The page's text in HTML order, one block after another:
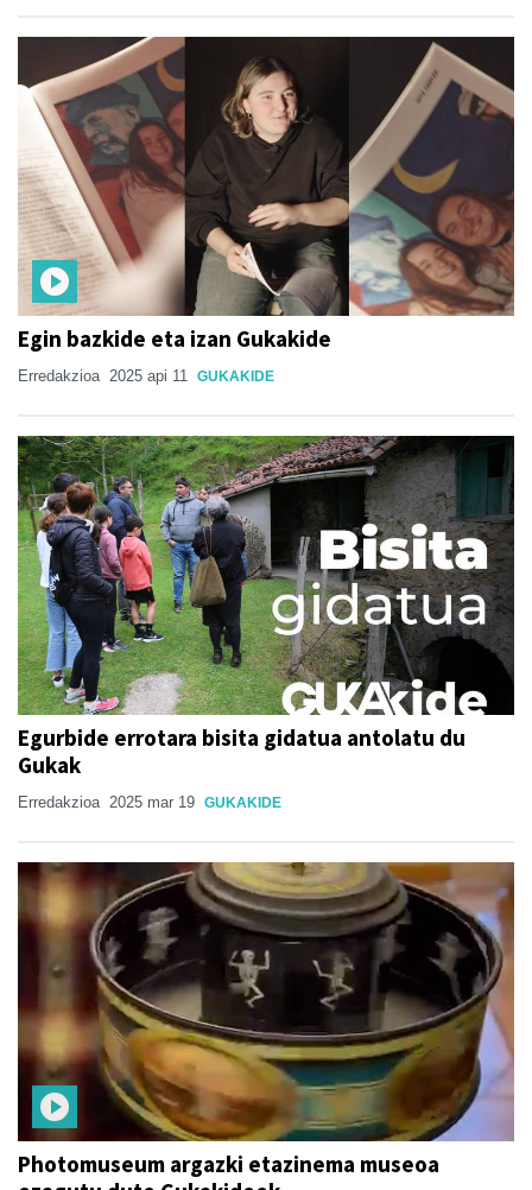
Egin bazkide eta izan Gukakide
Erredakzioa 2025 api 11 GUKAKIDE
Egurbide errotara bisita gidatua antolatu du
Gukak
Erredakzioa 2025 mar 19 GUKAKIDE
Photomuseum argazki etazinema museoa